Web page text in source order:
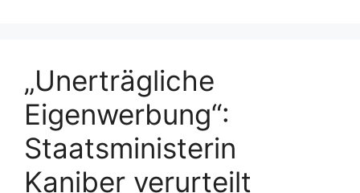
„Unerträgliche
Eigenwerbung“:
Staatsministerin
Kaniber verurteilt